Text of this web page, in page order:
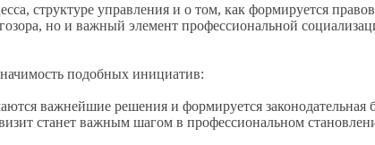
структуре управления и о том, как формируется
но и важный элемент профессиональной
подобных инициатив:
важнейшие решения и формируется законодательная
станет важным шагом в профессиональном